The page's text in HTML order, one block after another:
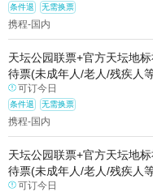
条件退 无需换票
携程-国内
天坛公园联票+官方天坛地
待票(未成年人/老人/残疾人
可订今日
条件退 无需换票
携程-国内
天坛公园联票+官方天坛地
待票(未成年人/老人/残疾人
可订今日